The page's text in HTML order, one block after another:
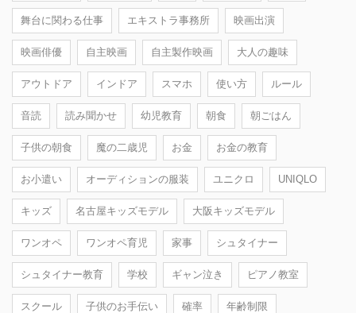
舞台に関わる仕事 エキストラ事務所 映画出演
映画俳優 自主映画 自主製作映画 大人の趣味
アウトドア インドア スマホ 使い方 ルール
音読 読み聞かせ 幼児教育 朝食 朝ごはん
子供の朝食 魔の二歳児 お金 お金の教育
お小遣い オーディションの服装 ユニクロ UNIQLO
キッズ 名古屋キッズモデル 大阪キッズモデル
ワンオペ ワンオペ育児 家事 シュタイナー
シュタイナー教育 学校 ギャン泣き ピアノ教室
スクール 子供のお手伝い 確率 年齢制限